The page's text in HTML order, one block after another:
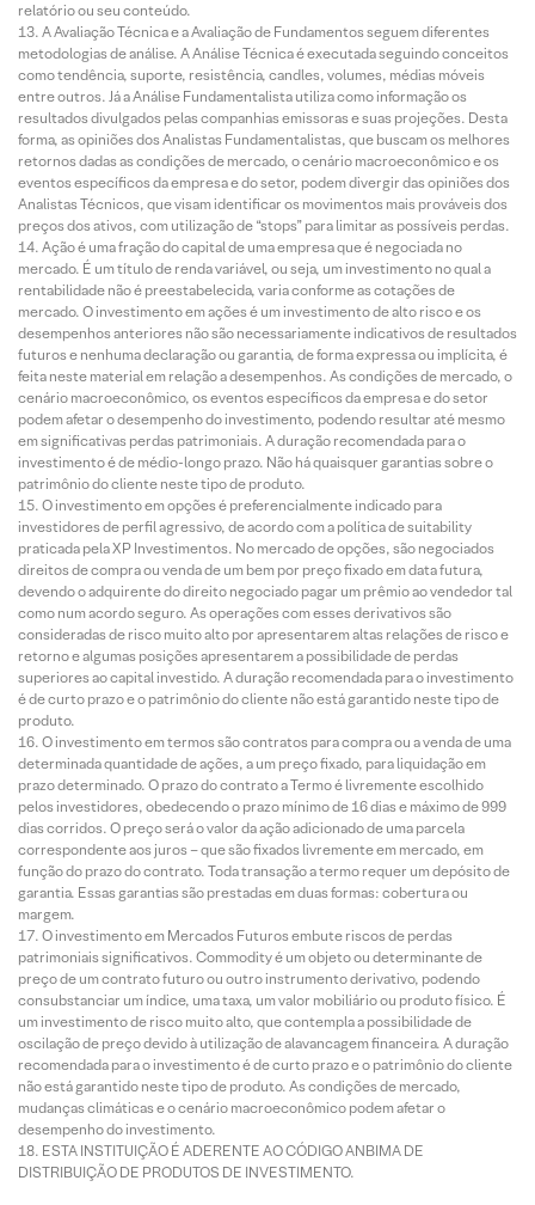
relatório ou seu conteúdo.
A Avaliação Técnica e a Avaliação de Fundamentos seguem diferentes
metodologias de análise. A Análise Técnica é executada seguindo conceitos
como tendência, suporte, resistência, candles, volumes, médias móveis
entre outros. Já a Análise Fundamentalista utiliza como informação os
resultados divulgados pelas companhias emissoras e suas projeções. Desta
forma, as opiniões dos Analistas Fundamentalistas, que buscam os melhores
retornos dadas as condições de mercado, o cenário macroeconômico e os
eventos específicos da empresa e do setor, podem divergir das opiniões dos
Analistas Técnicos, que visam identificar os movimentos mais prováveis dos
preços dos ativos, com utilização de “stops” para limitar as possíveis perdas.
Ação é uma fração do capital de uma empresa que é negociada no
mercado. É um título de renda variável, ou seja, um investimento no qual a
rentabilidade não é preestabelecida, varia conforme as cotações de
mercado. O investimento em ações é um investimento de alto risco e os
desempenhos anteriores não são necessariamente indicativos de resultados
futuros e nenhuma declaração ou garantia, de forma expressa ou implícita, é
feita neste material em relação a desempenhos. As condições de mercado, o
cenário macroeconômico, os eventos específicos da empresa e do setor
podem afetar o desempenho do investimento, podendo resultar até mesmo
em significativas perdas patrimoniais. A duração recomendada para o
investimento é de médio-longo prazo. Não há quaisquer garantias sobre o
patrimônio do cliente neste tipo de produto.
O investimento em opções é preferencialmente indicado para
investidores de perfil agressivo, de acordo com a política de suitability
praticada pela XP Investimentos. No mercado de opções, são negociados
direitos de compra ou venda de um bem por preço fixado em data futura,
devendo o adquirente do direito negociado pagar um prêmio ao vendedor tal
como num acordo seguro. As operações com esses derivativos são
consideradas de risco muito alto por apresentarem altas relações de risco e
retorno e algumas posições apresentarem a possibilidade de perdas
superiores ao capital investido. A duração recomendada para o investimento
é de curto prazo e o patrimônio do cliente não está garantido neste tipo de
produto.
O investimento em termos são contratos para compra ou a venda de uma
determinada quantidade de ações, a um preço fixado, para liquidação em
prazo determinado. O prazo do contrato a Termo é livremente escolhido
pelos investidores, obedecendo o prazo mínimo de 16 dias e máximo de 999
dias corridos. O preço será o valor da ação adicionado de uma parcela
correspondente aos juros – que são fixados livremente em mercado, em
função do prazo do contrato. Toda transação a termo requer um depósito de
garantia. Essas garantias são prestadas em duas formas: cobertura ou
margem.
O investimento em Mercados Futuros embute riscos de perdas
patrimoniais significativos. Commodity é um objeto ou determinante de
preço de um contrato futuro ou outro instrumento derivativo, podendo
consubstanciar um índice, uma taxa, um valor mobiliário ou produto físico. É
um investimento de risco muito alto, que contempla a possibilidade de
oscilação de preço devido à utilização de alavancagem financeira. A duração
recomendada para o investimento é de curto prazo e o patrimônio do cliente
não está garantido neste tipo de produto. As condições de mercado,
mudanças climáticas e o cenário macroeconômico podem afetar o
desempenho do investimento.
ESTA INSTITUIÇÃO É ADERENTE AO CÓDIGO ANBIMA DE
DISTRIBUIÇÃO DE PRODUTOS DE INVESTIMENTO.